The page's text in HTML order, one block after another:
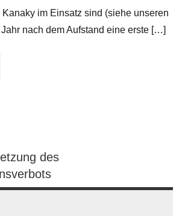
im Einsatz sind (siehe unseren
nach dem Aufstand eine erste […]
des